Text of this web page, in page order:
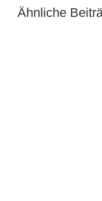
Ähnliche